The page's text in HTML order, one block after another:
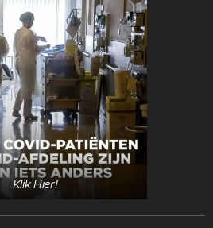
Klik Hier!